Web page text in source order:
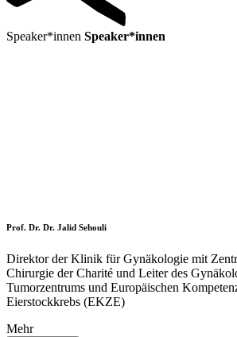
Speaker*innen Speaker*innen
Prof. Dr. Dr. Jalid Sehouli
Direktor der Klinik für Gynäkologie mit
Chirurgie der Charité und Leiter des
Tumorzentrums und Europäischen
Eierstockkrebs (EKZE)
Mehr